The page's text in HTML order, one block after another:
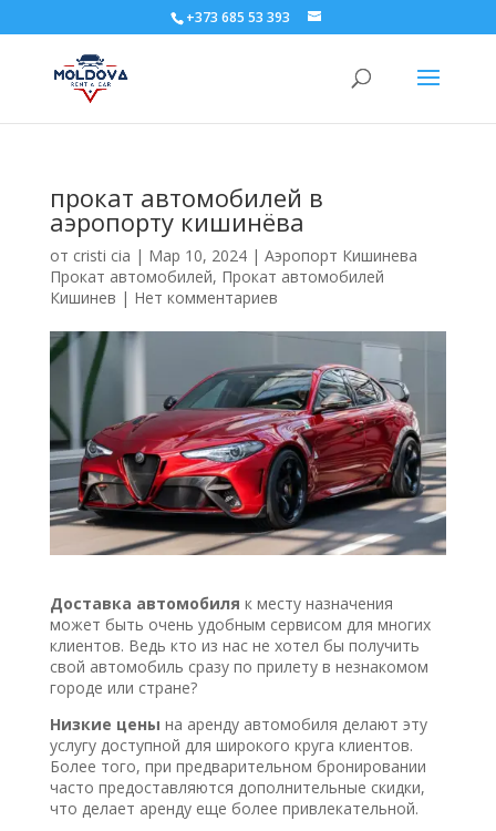
+373 685 53 393
прокат автомобилей в
аэропорту кишинёва
от cristi cia | Мар 10, 2024| Аэропорт Кишинева
Прокат автомобилей, Прокат автомобилей
Кишинев | Нет комментариев
Доставка автомобиля к месту назначения
может быть очень удобным сервисом для многих
клиентов. Ведь кто из нас не хотел бы получить
свой автомобиль сразу по прилету в незнакомом
городе или стране?
Низкие цены на аренду автомобиля делают эту
услугу доступной для широкого круга клиентов.
Более того, при предварительном бронировании
часто предоставляются дополнительные скидки,
что делает аренду еще более привлекательной.